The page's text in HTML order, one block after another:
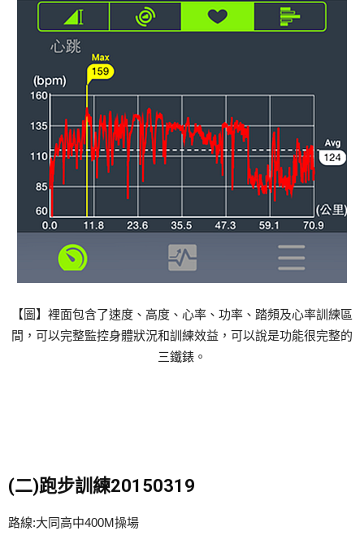
【圖】裡面包含了速度、高度、心率、功率、踏頻及心率訓練區
間，可以完整監控身體狀況和訓練效益，可以說是功能很完整的
三鐵錶。
(二)跑步訓練20150319
路線:大同高中400M操場